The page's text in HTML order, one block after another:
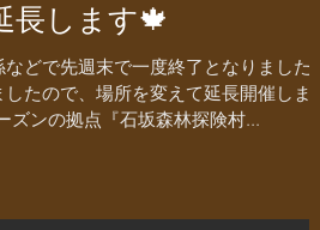
長します🍁
どで先週末で一度終了となりました
たので、場所を変えて延長開催します
ズンの拠点『石坂森林探険村...